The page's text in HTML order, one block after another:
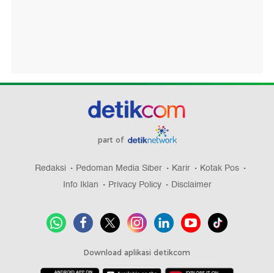
part of
Redaksi Pedoman Media Siber Karir
Kotak Pos
Info Iklan
Privacy Policy Disclaimer
Download aplikasi detikcom